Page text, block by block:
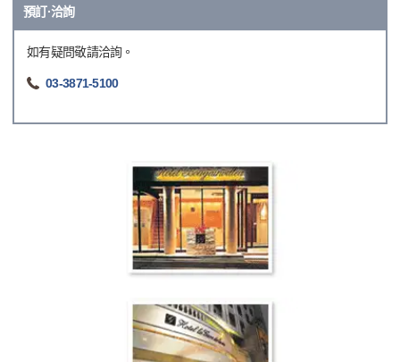
預訂·洽詢
如有疑問敬請洽詢。
03-3871-5100